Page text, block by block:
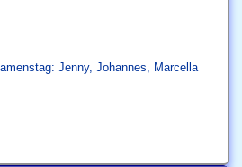
Jenny, Johannes Marcella